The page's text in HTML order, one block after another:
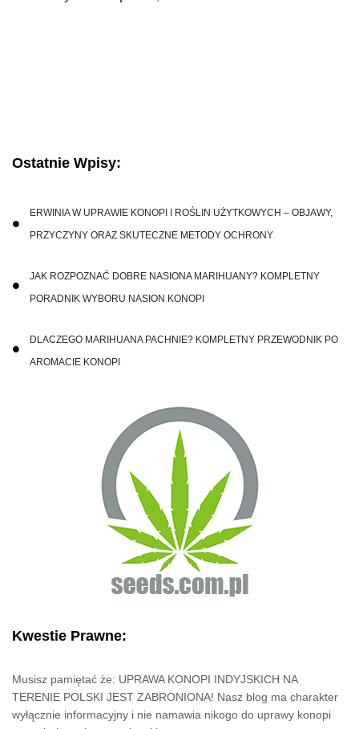
Ostatnie Wpisy:
ERWINIA W UPRAWIE KONOPI I ROŚLIN UŻYTKOWYCH – OBJAWY,
PRZYCZYNY ORAZ SKUTECZNE METODY OCHRONY
JAK ROZPOZNAĆ DOBRE NASIONA MARIHUANY? KOMPLETNY
PORADNIK WYBORU NASION KONOPI
DLACZEGO MARIHUANA PACHNIE? KOMPLETNY PRZEWODNIK PO
AROMACIE KONOPI
Kwestie Prawne:
Musisz pamiętać że: UPRAWA KONOPI INDYJSKICH NA
TERENIE POLSKI JEST ZABRONIONA! Nasz blog ma charakter
wyłącznie informacyjny i nie namawia nikogo do uprawy konopi